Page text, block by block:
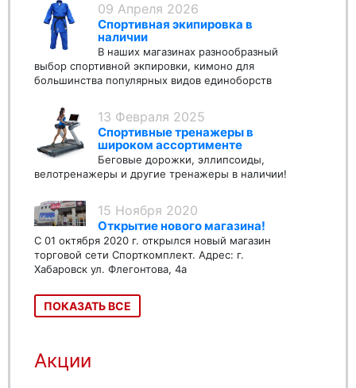
09 Апреля 2026
Спортивная экипировка в
наличии
В наших магазинах разнообразный
выбор спортивной экпировки, кимоно для
большинства популярных видов единоборств
13 Февраля 2025
Спортивные тренажеры в
широком ассортименте
Беговые дорожки, эллипсоиды,
велотренажеры и другие тренажеры в наличии!
15 Ноября 2020
Открытие нового магазина!
С 01 октября 2020 г. открылся новый магазин
торговой сети Спорткомплект. Адрес: г.
Хабаровск ул. Флегонтова, 4а
ПОКАЗАТЬ ВСЕ
Акции